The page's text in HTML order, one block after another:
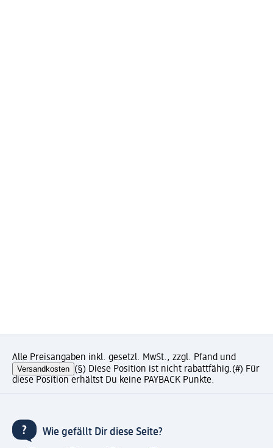
Alle Preisangaben inkl. gesetzl. MwSt., zzgl. Pfand und
Versandkosten (§) Diese Position ist nicht rabattfähig.(#) Für
diese Position erhältst Du keine PAYBACK Punkte.
Wie gefällt Dir diese Seite?